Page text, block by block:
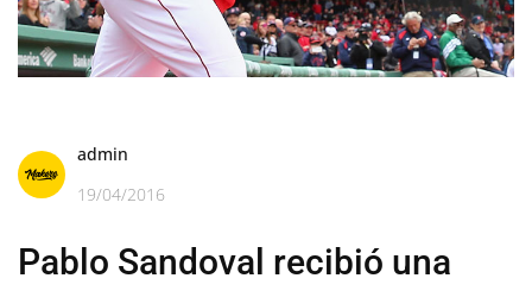
admin
19/04/2016
Pablo Sandoval recibió una